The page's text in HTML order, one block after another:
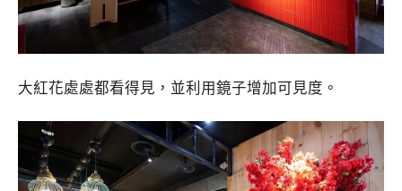
大紅花處處都看得見，並利用鏡子增加可見度。